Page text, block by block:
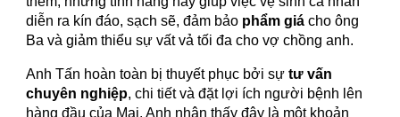
diễn ra kín đáo, sạch sẽ, đảm bảo phẩm giá cho ông
Ba và giảm thiểu sự vất vả tối đa cho vợ chồng anh.
Anh Tấn hoàn toàn bị thuyết phục bởi sựtư vấn
chuyên nghiệp, chi tiết và đặt lợi ích người bệnh lên
hàng đầu của Mai. Anh nhận thấy đây là một khoản